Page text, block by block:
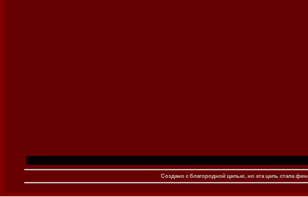
Создано c благородной целью, но эта цель стала